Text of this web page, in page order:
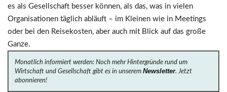
es als Gesellschaft besser können, als das, was in vielen
Organisationen täglich abläuft – im Kleinen wie in Meetings
oder bei den Reisekosten, aber auch mit Blick auf das große
Ganze.
Monatlich informiert werden: Noch mehr Hintergründe rund um
Wirtschaft und Gesellschaft gibt es in unserem Newsletter. Jetzt
abonnieren!